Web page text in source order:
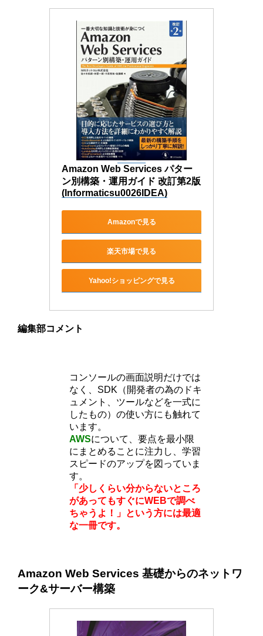
Amazon Web Services パター
ン別構築・運用ガイド 改訂第2版
(Informaticsu0026IDEA)
Amazonで見る
楽天市場で見る
Yahoo!ショッピングで見る
編集部コメント
コンソールの画面説明だけでは
なく、SDK（開発者の為のドキ
ュメント、ツールなどを一式に
したもの）の使い方にも触れて
います。
AWSについて、要点を最小限
にまとめることに注力し、学習
スピードのアップを図っていま
す。
「少しくらい分からないところ
があってもすぐにWEBで調べ
ちゃうよ！」という方には最適
な一冊です。
Amazon Web Services 基礎からのネットワ
ーク&サーバー構築